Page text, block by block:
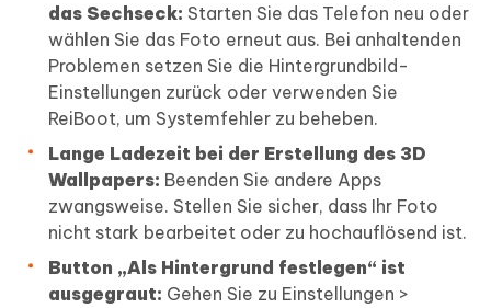
das Sechseck: Starten Sie das Telefon neu oder
wählen Sie das Foto erneut aus. Bei anhaltenden
Problemen setzen Sie die Hintergrundbild-
Einstellungen zurück oder verwenden Sie
ReiBoot, um Systemfehler zu beheben.
Lange Ladezeit bei der Erstellung des 3D
Wallpapers: Beenden Sie andere Apps
zwangsweise. Stellen Sie sicher, dass Ihr Foto
nicht stark bearbeitet oder zu hochauflösend ist.
Button „Als Hintergrund festlegen“ ist
ausgegraut: Gehen Sie zu Einstellungen >